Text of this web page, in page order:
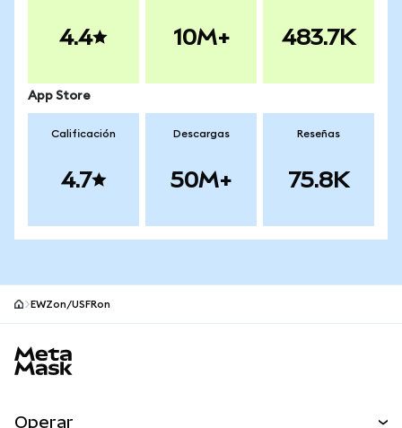
4.4 10M+ 483.7K
App Store
Calificación
4.7
Descargas
50M+
Reseñas
75.8K
EWZon/USFRon
Operar